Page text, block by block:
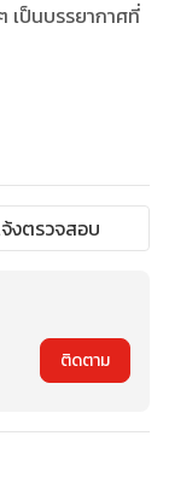
เป็นบรรยากาศที่
งตรวจสอบ
ติดตาม